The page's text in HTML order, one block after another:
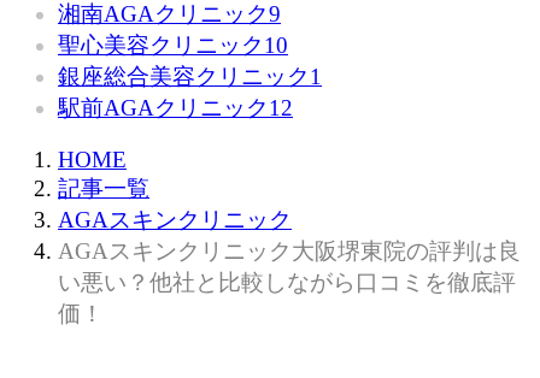
湘南AGAクリニック9
聖心美容クリニック10
銀座総合美容クリニック1
駅前AGAクリニック12
HOME
記事一覧
AGAスキンクリニック
AGAスキンクリニック大阪堺東院の評判は良
い悪い？他社と比較しながら口コミを徹底評
価！